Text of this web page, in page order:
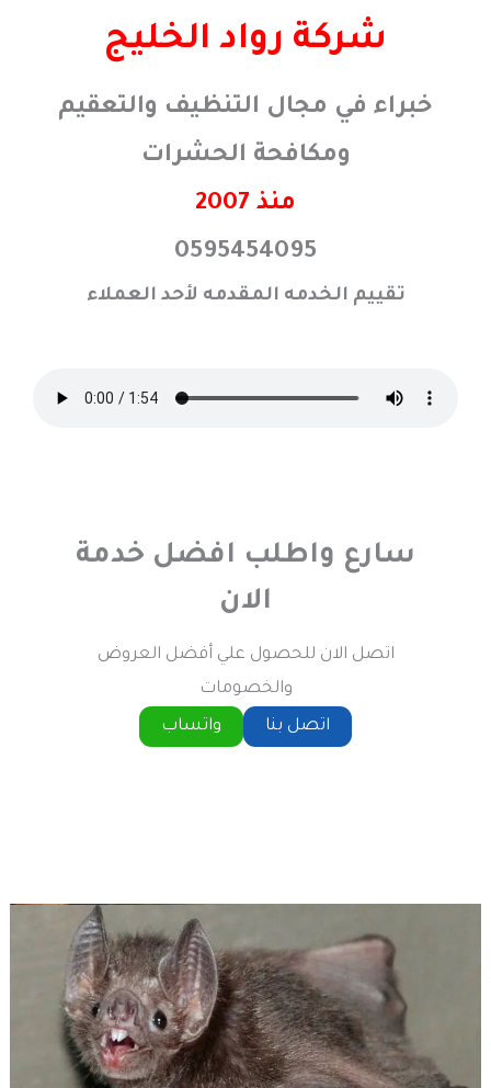
شركة رواد الخليج
خبراء في مجال التنظيف والتعقيم
ومكافحة الحشرات
منذ 2007
0595454095
تقييم الخدمه المقدمه لأحد العملاء
سارع واطلب افضل خدمة
الان
اتصل الان للحصول علي أفضل العروض
والخصومات
اتصل بنا
واتساب